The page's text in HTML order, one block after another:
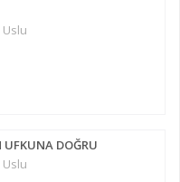
Uslu
DOĞRU
Uslu